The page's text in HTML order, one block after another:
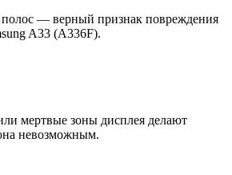
— верный признак повреждения
A33 (A336F).
мертвые зоны дисплея делают
невозможным.